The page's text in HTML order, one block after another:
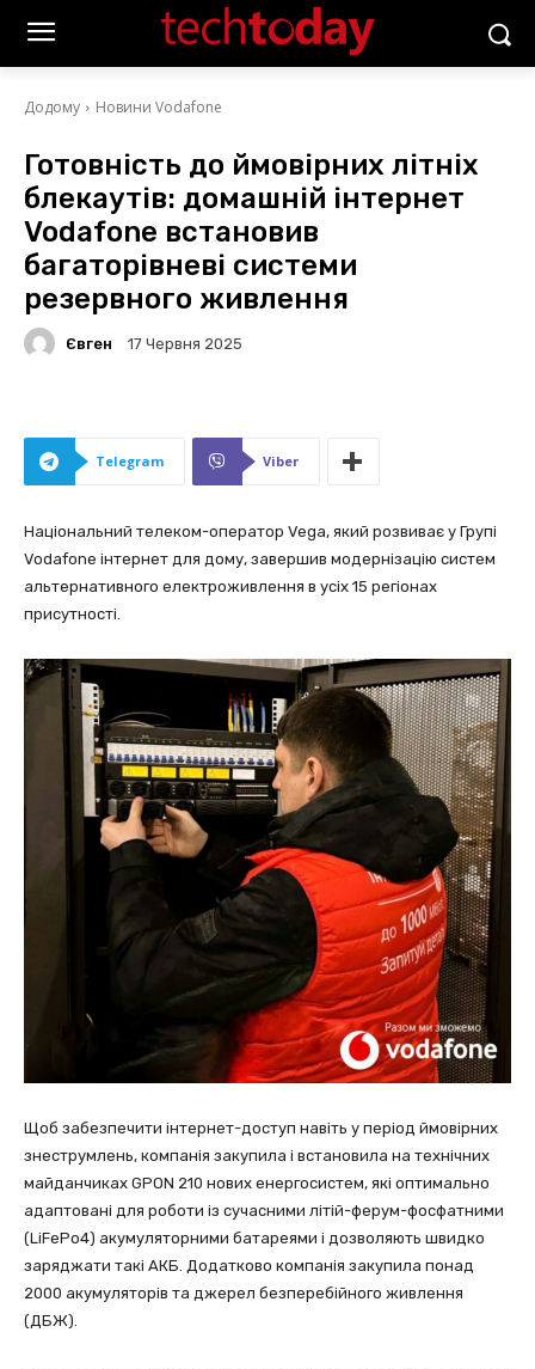
Додому Новини Vodafone
Готовність до ймовірних літніх
блекаутів: домашній інтернет
Vodafone встановив
багаторівневі системи
резервного живлення
Євген 17 Червня 2025
Telegram Viber
Національний телеком-оператор Vega, який розвиває у Групі
Vodafone інтернет для дому, завершив модернізацію систем
альтернативного електроживлення в усіх 15 регіонах
присутності.
Щоб забезпечити інтернет-доступ навіть у період ймовірних
знеструмлень, компанія закупила і встановила на технічних
майданчиках GPON 210 нових енергосистем, які оптимально
адаптовані для роботи із сучасними літій-ферум-фосфатними
(LiFePo4) акумуляторними батареями і дозволяють швидко
заряджати такі АКБ. Додатково компанія закупила понад
2000 акумуляторів та джерел безперебійного живлення
(ДБЖ).